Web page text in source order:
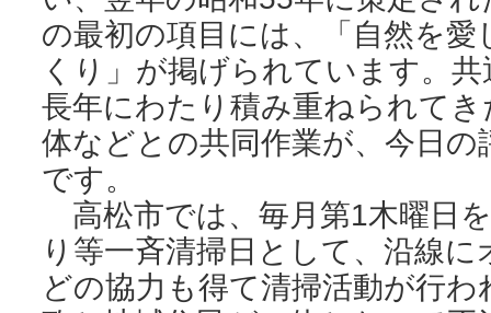
の最初の項目には、「自然を
くり」が掲げられています。
長年にわたり積み重ねられて
体などとの共同作業が、今日
です。
高松市では、毎月第1木曜日
り等一斉清掃日として、沿線
どの協力も得て清掃活動が行